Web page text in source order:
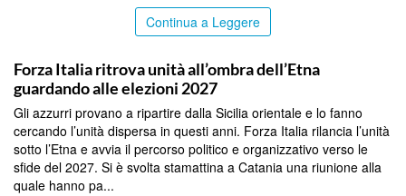
Continua a Leggere
Forza Italia ritrova unità all’ombra dell’Etna
guardando alle elezioni 2027
Gli azzurri provano a ripartire dalla Sicilia orientale e lo fanno
cercando l’unità dispersa in questi anni. Forza Italia rilancia l’unità
sotto l’Etna e avvia il percorso politico e organizzativo verso le
sfide del 2027. Si è svolta stamattina a Catania una riunione alla
quale hanno pa...